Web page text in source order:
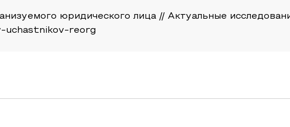
юридического лица // Актуальные
uchastnikov-reorg